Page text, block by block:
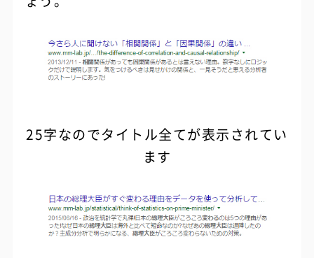
25字なのでタイトル全てが表示されてい
ます